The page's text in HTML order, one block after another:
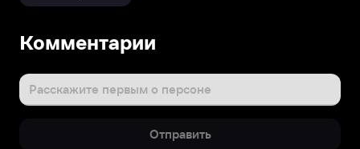
Комментарии
Расскажите первым о персоне
Отправить